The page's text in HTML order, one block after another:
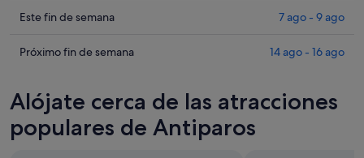
Antiparos
esta
ago
7
precios
Antiparos
por
noche,
Comprueba
precios
para
fin
Este fin de semana 7 ago - 9 ago
Comprueba
en
Antiparos
para
Próximo fin de semana 14 ago - 16 ago
Alójate cerca de las atracciones
populares de Antiparos